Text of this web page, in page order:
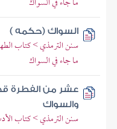
السواك (حكمه )
سنن الترمذي > كتاب
ما جاء في السواك
عشر من الفطرة
والسواك
سنن الترمذي > كتاب